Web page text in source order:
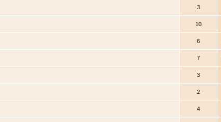
3
10
6
7
3
2
4